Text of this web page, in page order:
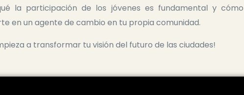
la participación de los jóvenes es fundamental y cómo
en un agente de cambio en tu propia comunidad.
a transformar tu visión del futuro de las ciudades!